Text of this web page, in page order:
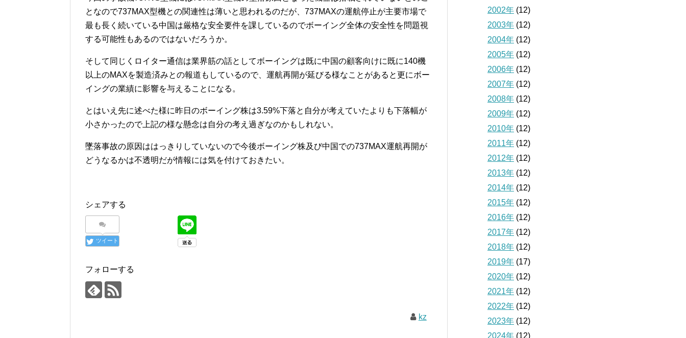
となので737MAX型機との関連性は薄いと思われるのだが、737MAXの運航停止が主要市場で
最も長く続いている中国は厳格な安全要件を課しているのでボーイング全体の安全性を問題視
する可能性もあるのではないだろうか。
そして同じくロイター通信は業界筋の話としてボーイングは既に中国の顧客向けに既に140機
以上のMAXを製造済みとの報道もしているので、運航再開が延びる様なことがあると更にボー
イングの業績に影響を与えることになる。
とはいえ先に述べた様に昨日のボーイング株は3.59%下落と自分が考えていたよりも下落幅が
小さかったので上記の様な懸念は自分の考え過ぎなのかもしれない。
墜落事故の原因ははっきりしていないので今後ボーイング株及び中国での737MAX運航再開が
どうなるかは不透明だが情報には気を付けておきたい。
シェアする
ツイート
フォローする
kz
2002年 (12)
2003年 (12)
2004年 (12)
2005年 (12)
2006年 (12)
2007年 (12)
2008年 (12)
2009年 (12)
2010年 (12)
2011年 (12)
2012年 (12)
2013年 (12)
2014年 (12)
2015年 (12)
2016年 (12)
2017年 (12)
2018年 (12)
2019年 (17)
2020年 (12)
2021年 (12)
2022年 (12)
2023年 (12)
2024年 (12)